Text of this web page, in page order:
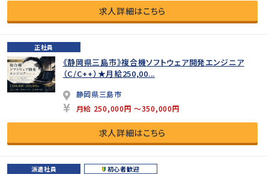
求人詳細はこちら
正社員
《静岡県三島市》複合機ソフトウェア開発エンジニア
（C/C++）★月給250,00...
静岡県三島市
月給 250,000円 ～350,000円
求人詳細はこちら
派遣社員 初心者歓迎